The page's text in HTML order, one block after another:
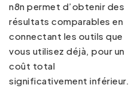
n8n permet d’obtenir des
résultats comparables en
connectant les outils que
vous utilisez déjà, pour un
coût total
significativement inférieur.